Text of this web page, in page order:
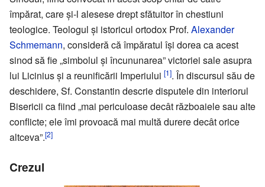
împărat, care și-l alesese drept sfătuitor în chestiuni
teologice. Teologul și istoricul ortodox Prof. Alexander
Schmemann, consideră că împăratul își dorea ca acest
sinod să fie „simbolul și încununarea” victoriei sale asupra
lui Licinius și a reunificării Imperiului [1]. În discursul său de
deschidere, Sf. Constantin descrie disputele din interiorul
Bisericii ca fiind „mai periculoase decât războaiele sau alte
conflicte; ele îmi provoacă mai multă durere decât orice
altceva”.[2]
Crezul